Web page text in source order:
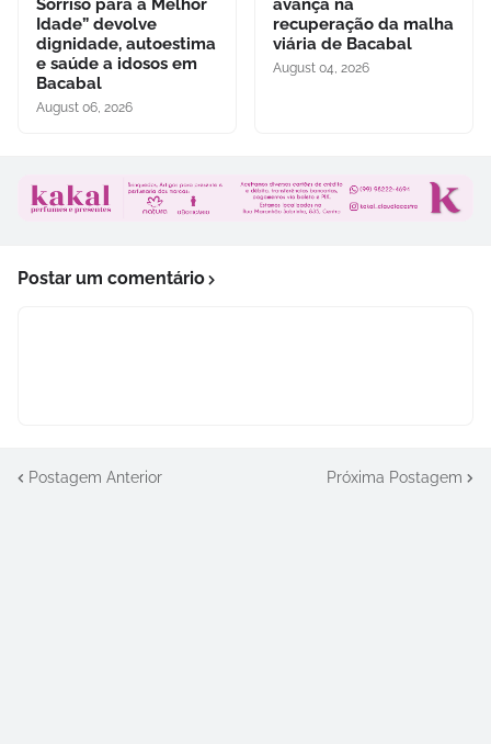
Sorriso para a Melhor
Idade” devolve
dignidade, autoestima
e saúde a idosos em
Bacabal
August 06, 2026
avança na
recuperação da malha
viária de Bacabal
August 04, 2026
Postar um comentário
Postagem Anterior Próxima Postagem